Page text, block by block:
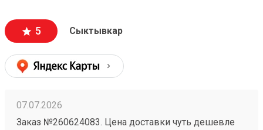
5 Сыктывкар
07.07.2026
Заказ №260624083. Цена доставки чуть дешевле